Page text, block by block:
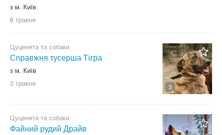
з м. Київ
8 травня
3
Цуценята та собаки
Справжня тусерша Тігра
з м. Київ
3 травня
Цуценята та собаки
Файний рудий Драйв